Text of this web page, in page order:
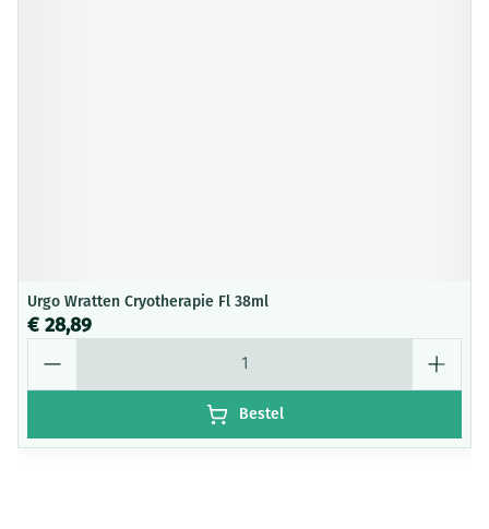
Urgo Wratten Cryotherapie Fl 38ml
€ 28,89
Bestel